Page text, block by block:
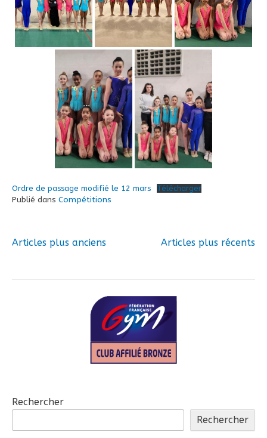
Ordre de passage modifié le 12 mars Télécharger
Publié dans Compétitions
Navigation
Articles plus anciens Articles plus récents
Rechercher
Rechercher